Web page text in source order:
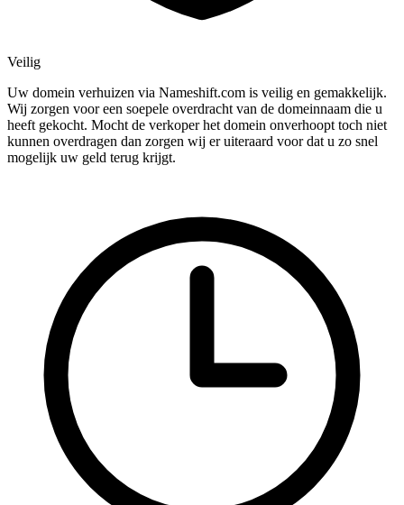
Veilig
Uw domein verhuizen via Nameshift.com is veilig en gemakkelijk.
Wij zorgen voor een soepele overdracht van de domeinnaam die u
heeft gekocht. Mocht de verkoper het domein onverhoopt toch niet
kunnen overdragen dan zorgen wij er uiteraard voor dat u zo snel
mogelijk uw geld terug krijgt.